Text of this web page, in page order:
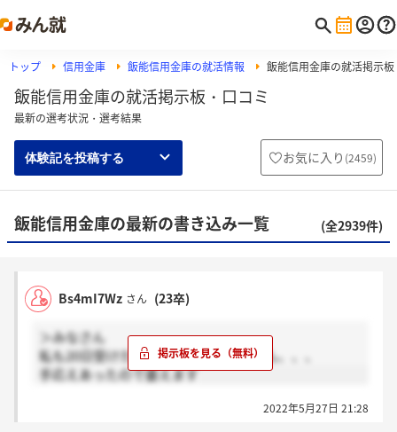
トップ 信用金庫 飯能信用金庫の就活情報 飯能信用金庫の就活掲示板
飯能信用金庫の就活掲示板・口コミ
最新の選考状況・選考結果
体験記を投稿する お気に入り (2459)
飯能信用金庫の最新の書き込み一覧 (全2939件)
Bs4mI7Wz さん (23卒)
＞みなさん
私も20日受けたのにまだ連絡来てません、、、
手応えあったので萎えます
2022年5月27日 21:28